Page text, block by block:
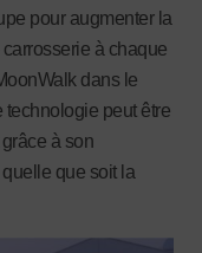
pour augmenter la
carrosserie à chaque
dans le
technologie peut être
à son
que soit la